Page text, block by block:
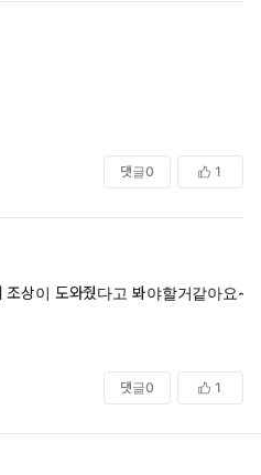
댓글0 1
조상이 도와줬다고 봐야할거같아요~
바로 아이를 낳을수가 있으려고?
댓글0 1